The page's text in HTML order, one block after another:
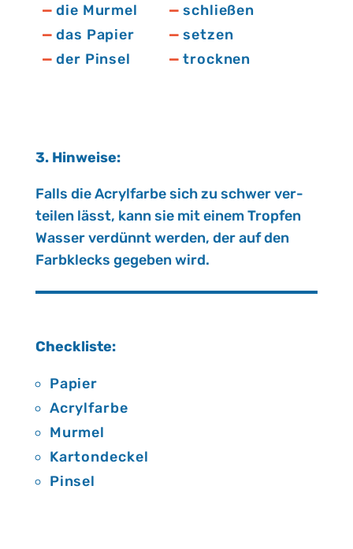
die Murmel
das Papier
der Pinsel
schließen
setzen
trocknen
3. Hin­wei­se:
Falls die Acryl­far­be sich zu schwer ver­
tei­len lässt, kann sie mit einem Trop­fen
Was­ser ver­dünnt wer­den, der auf den
Farb­klecks ge­ge­ben wird.
Check­lis­te:
Papier
Acrylfarbe
Murmel
Kartondeckel
Pinsel